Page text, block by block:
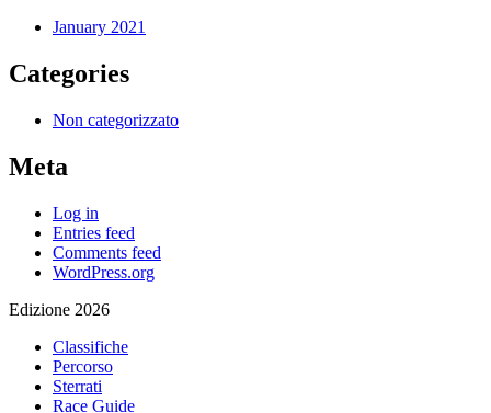
January 2021
Categories
Non categorizzato
Meta
Log in
Entries feed
Comments feed
WordPress.org
Edizione 2026
Classifiche
Percorso
Sterrati
Race Guide